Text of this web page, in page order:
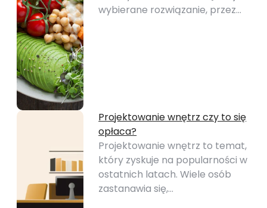
wybierane rozwiązanie, przez…
Projektowanie wnętrz czy to się
opłaca?
Projektowanie wnętrz to temat,
który zyskuje na popularności w
ostatnich latach. Wiele osób
zastanawia się,…